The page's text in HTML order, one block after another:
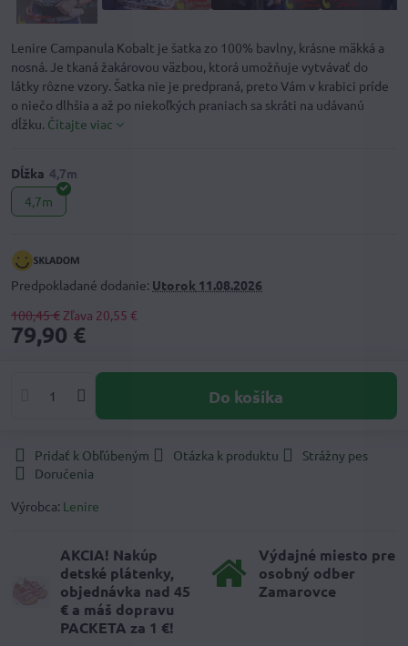
Lenire Campanula Kobalt je šatka zo 100% bavlny, krásne mäkká a
nosná. Je tkaná žakárovou väzbou, ktorá umožňuje vytvávať do
látky rôzne vzory. Šatka nie je predpraná, preto Vám v krabici príde
o niečo dlhšia a až po niekoľkých praniach sa skráti na udávanú
dĺžku. Čítajte viac
Dĺžka
4,7m
Predpokladané dodanie: Utorok 11.08.2026
100,45 € Zľava 20,55 €
79,90 €
Do košíka
Pridať k Obľúbeným Otázka k produktu
Strážny pes
Doručenia
Výrobca: Lenire
AKCIA! Nakúp
detské plátenky,
objednávka nad 45
€ a máš dopravu
PACKETA za 1 €!
Výdajné miesto pre
osobný odber
Zamarovce